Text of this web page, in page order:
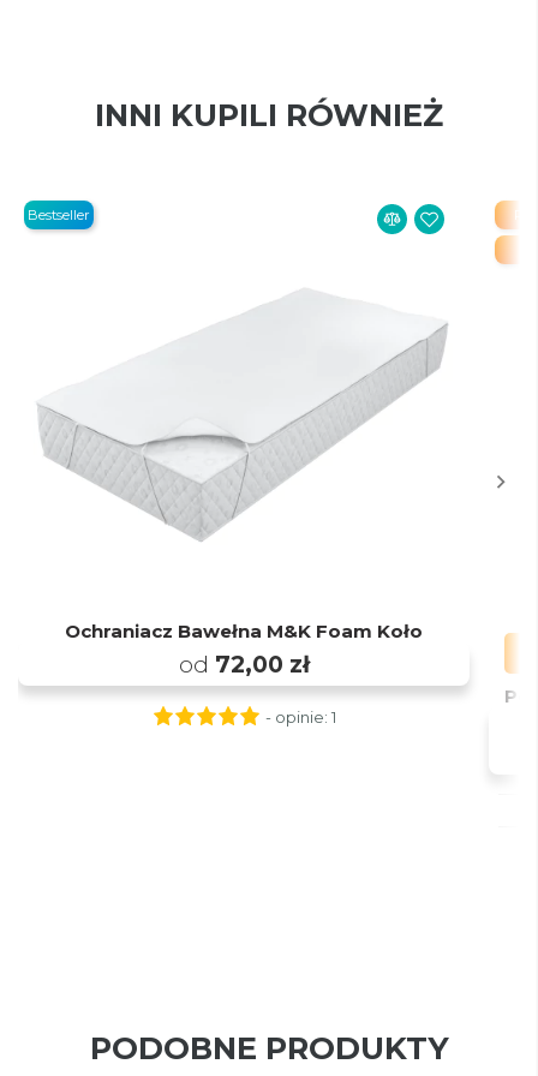
INNI KUPILI RÓWNIEŻ
Ochraniacz Bawełna M&K Foam Koło
od 72,00 zł
Bestseller
- opinie: 1
PODOBNE PRODUKTY